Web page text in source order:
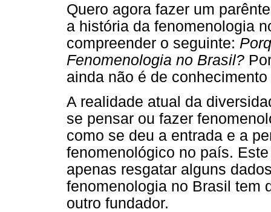
Quero agora fazer um
a história da fenomenologia
compreender o seguinte:
Fenomenologia no Brasil?
ainda não é de
A realidade atual da
se pensar ou fazer
como se deu a entrada e a
fenomenológico no país.
apenas resgatar alguns
fenomenologia no Brasil tem
outro fundador.